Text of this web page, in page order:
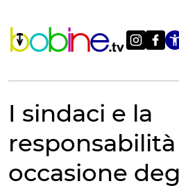
contenuto
I sindaci e la
occasione